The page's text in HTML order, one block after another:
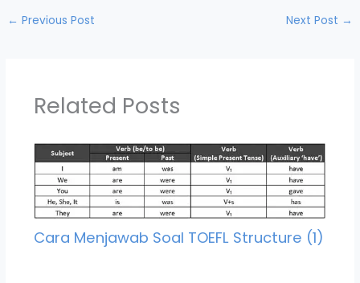
← Previous Post Next Post →
Related Posts
Cara Menjawab Soal TOEFL Structure (1)